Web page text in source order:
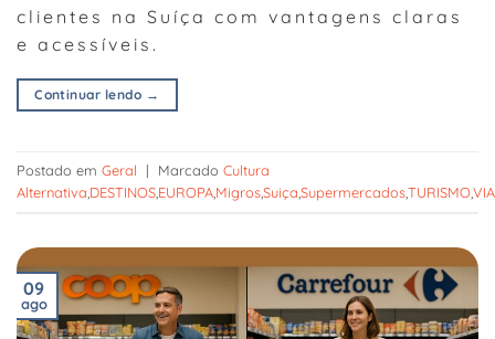
clientes na Suíça com vantagens claras
e acessíveis.
Continuar lendo →
Postado em Geral | Marcado Cultura
Alternativa DESTINOSEUROPAMigrosSuiçaSupermercadosTURISMO
09
ago